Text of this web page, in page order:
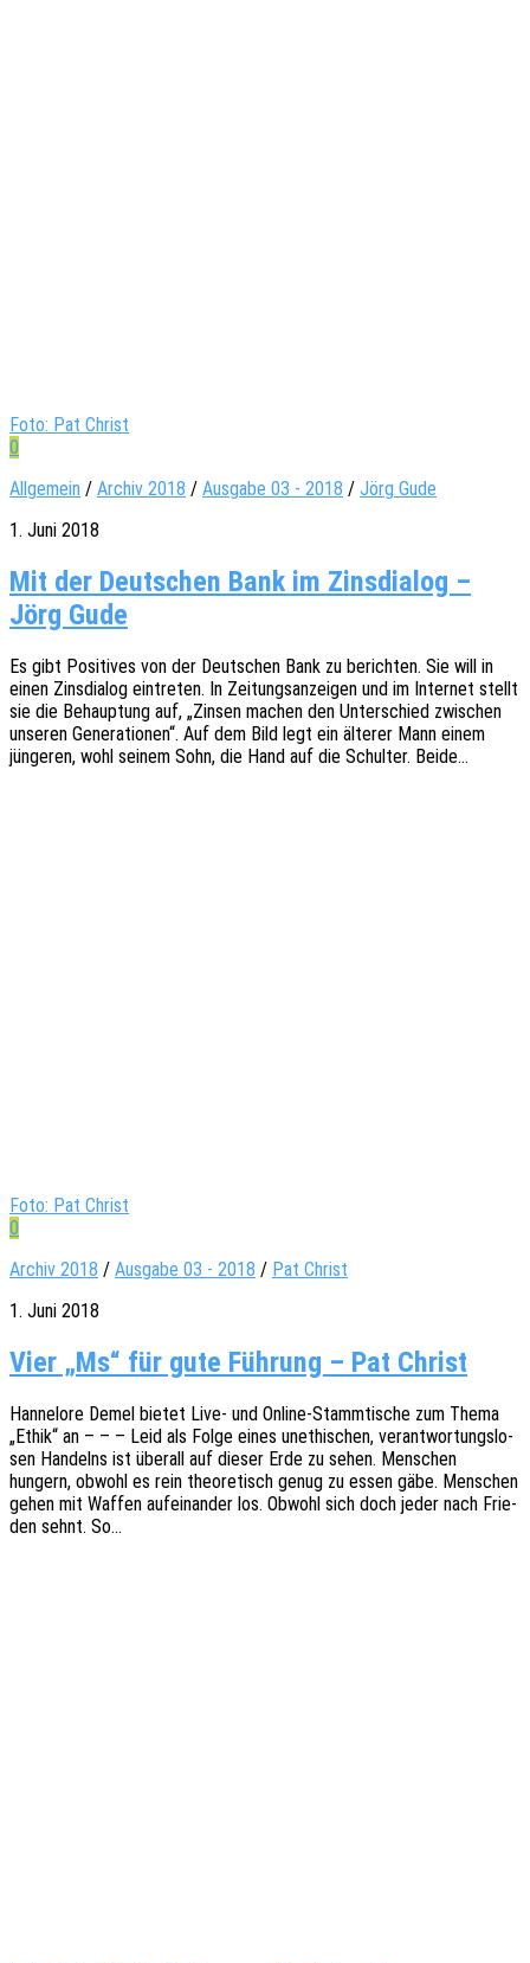
Foto: Pat Christ
0
Allgemein / Archiv 2018 / Ausgabe 03 - 2018 / Jörg Gude
1. Juni 2018
Mit der Deutschen Bank im Zinsdialog –
Jörg Gude
Es gibt Posi­ti­ves von der Deut­schen Bank zu berich­ten. Sie will in
einen Zins­dia­log eintre­ten. In Zeitungs­an­zei­gen und im Inter­net stellt
sie die Behaup­tung auf, „Zinsen machen den Unter­schied zwischen
unse­ren Gene­ra­tio­nen“. Auf dem Bild legt ein älte­rer Mann einem
jünge­ren, wohl seinem Sohn, die Hand auf die Schul­ter. Beide…
Foto: Pat Christ
0
Archiv 2018 / Ausgabe 03 - 2018 / Pat Christ
1. Juni 2018
Vier „Ms“ für gute Führung – Pat Christ
Hanne­lo­re Demel bietet Live- und Online-Stam­m­­ti­­sche zum Thema
„Ethik“ an – – – Leid als Folge eines unethi­schen, verant­wor­tungs­lo­
sen Handelns ist über­all auf dieser Erde zu sehen. Menschen
hungern, obwohl es rein theo­re­tisch genug zu essen gäbe. Menschen
gehen mit Waffen aufein­an­der los. Obwohl sich doch jeder nach Frie­
den sehnt. So…